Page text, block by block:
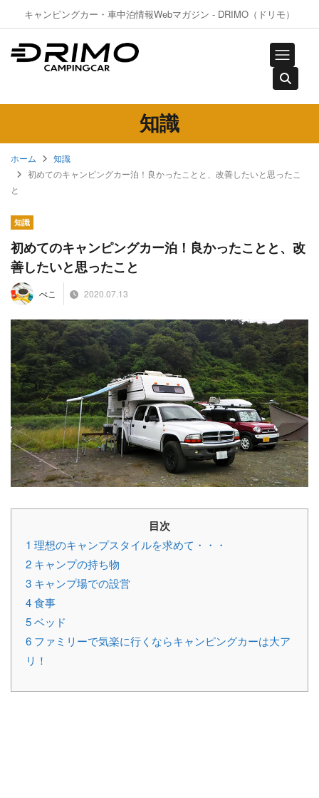
キャンピングカー・車中泊情報Webマガジン - DRIMO（ドリモ）
知識
ホーム
知識
初めてのキャンピングカー泊！良かったことと、改善したいと思ったこ
と
知識
初めてのキャンピングカー泊！良かったことと、改
善したいと思ったこと
ぺこ 2020.07.13
目次
1 理想のキャンプスタイルを求めて・・・
2 キャンプの持ち物
3 キャンプ場での設営
4食事
5ベッド
6 ファミリーで気楽に行くならキャンピングカーは大ア
リ！